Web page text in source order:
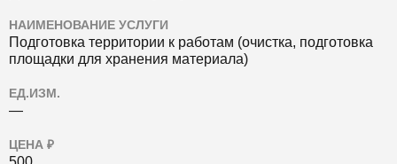
НАИМЕНОВАНИЕ УСЛУГИ
Подготовка территории к работам (очистка, подготовка
площадки для хранения материала)
ЕД.ИЗМ.
—
ЦЕНА ₽